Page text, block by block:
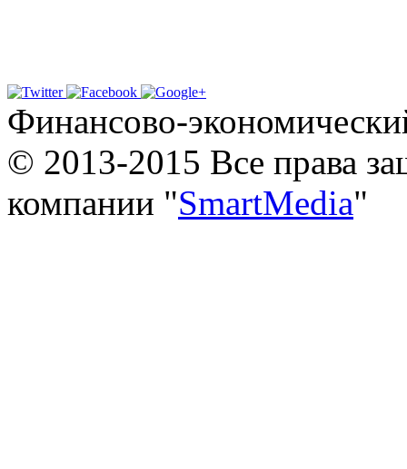
Финансово-
© 2013-2015 Все права
компании "SmartMedia"